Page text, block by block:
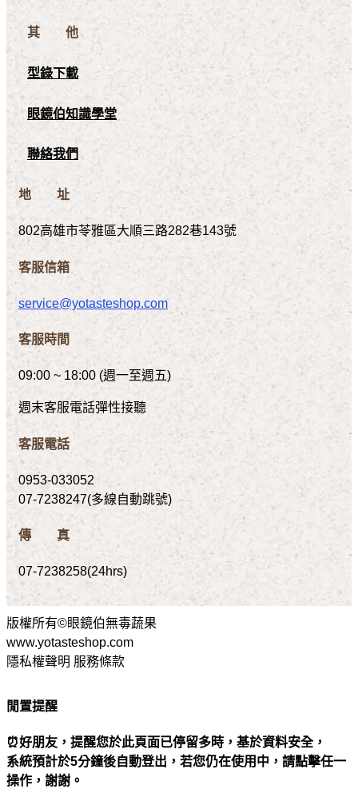
其 他
型錄下載
眼鏡伯知識學堂
聯絡我們
地 址
802高雄市苓雅區大順三路282巷143號
客服信箱
service@yotasteshop.com
客服時間
09:00 ~ 18:00 (週一至週五)
週末客服電話彈性接聽
客服電話
0953-033052
07-7238247(多線自動跳號)
傳 真
07-7238258(24hrs)
版權所有©眼鏡伯無毒蔬果
www.yotasteshop.com
隱私權聲明 服務條款
閒置提醒
⏰好朋友，提醒您於此頁面已停留多時，基於資料安全，
系統預計於5分鐘後自動登出，若您仍在使用中，請點擊任一
操作，謝謝。